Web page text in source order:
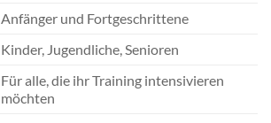
Anfänger und Fortgeschrittene
Kinder, Jugendliche, Senioren
Für alle, die ihr Training intensivieren
möchten